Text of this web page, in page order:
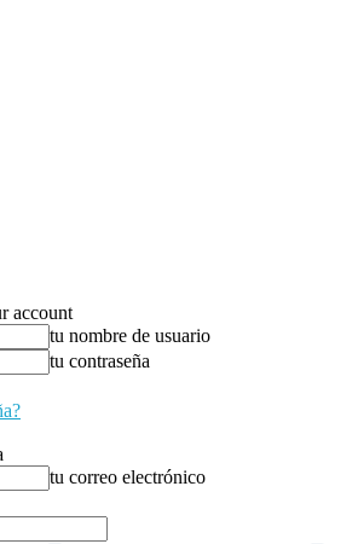
account
tu nombre de usuario
tu contraseña
tu correo electrónico